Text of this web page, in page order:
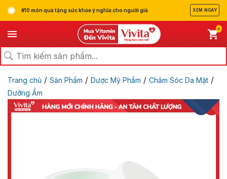
#10 món quà tặng sức khỏe ý nghĩa cho người già XEM NGAY
0
Trang chủ / Sản Phẩm / Dược Mỹ Phẩm / Chăm Sóc Da Mặt /
Dưỡng Ẩm